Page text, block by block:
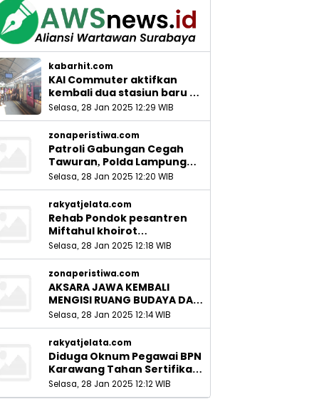
kabarhit.com
KAI Commuter aktifkan
kembali dua stasiun baru di
Sidoarjo_
Selasa, 28 Jan 2025 12:29 WIB
zonaperistiwa.com
Patroli Gabungan Cegah
Tawuran, Polda Lampung
Ingatkan Peran Orang Tua
Selasa, 28 Jan 2025 12:20 WIB
rakyatjelata.com
Rehab Pondok pesantren
Miftahul khoirot
Meninggalkan Hutang Ke
Material, Mantan Kadis PUPR
Harus Bertanggung Jawab
Selasa, 28 Jan 2025 12:18 WIB
zonaperistiwa.com
AKSARA JAWA KEMBALI
MENGISI RUANG BUDAYA DAN
SITUS LELUHUR NUSANTARA
Selasa, 28 Jan 2025 12:14 WIB
rakyatjelata.com
Diduga Oknum Pegawai BPN
Karawang Tahan Sertifikat
Pemohon PTSL
Selasa, 28 Jan 2025 12:12 WIB